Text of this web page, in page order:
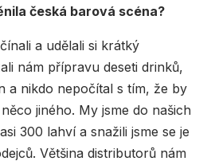
česká barová scéna?
a udělali si krátký
nám přípravu deseti drinků,
a nikdo nepočítal s tím, že by
jiného. My jsme do našich
300 lahví a snažili jsme se je
Většina distributorů nám